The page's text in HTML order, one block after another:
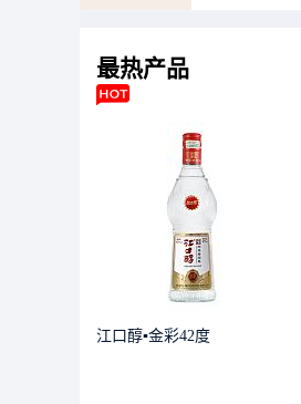
最热产品
江口醇▪金彩42度